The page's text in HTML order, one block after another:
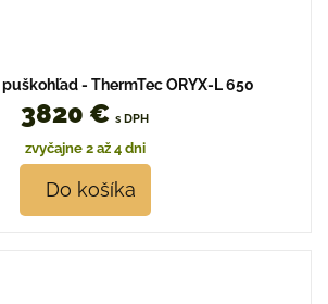
- ThermTec ORYX-L 650
3820 € s DPH
zvyčajne 2 až 4 dni
Do košíka